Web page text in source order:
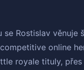
se Rostislav věnuje
online
royale tituly, přes